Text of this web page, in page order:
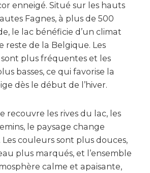
enneigé. Situé sur les hauts
Fagnes, à plus de 500
le lac bénéficie d’un climat
reste de la Belgique. Les
plus fréquentes et les
basses, ce qui favorise la
dès le début de l’hiver.
recouvre les rives du lac, les
le paysage change
couleurs sont plus douces,
plus marqués, et l’ensemble
calme et apaisante,